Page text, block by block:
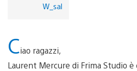
W_sal
Ciao ragazzi,
Laurent Mercure di Frima Studio